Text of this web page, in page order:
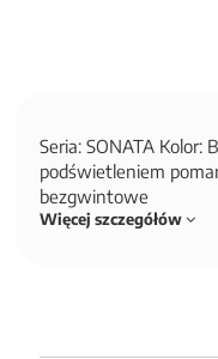
Seria: SONATA
podświetleniem
bezgwintowe
Więcej szczegółów